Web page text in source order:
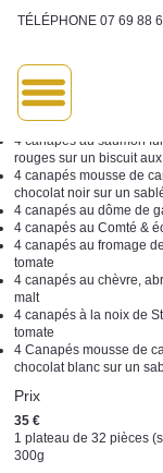
TÉLÉPHONE 07 69 88
Canapés
Assortiment de 32
4 canapés au saumon
rouges sur un biscuit
4 canapés mousse de
chocolat noir sur un
4 canapés au dôme de
4 canapés au Comté &
4 canapés au fromage
tomate
4 canapés au chèvre,
malt
4 canapés à la noix de
tomate
4 Canapés mousse de
chocolat blanc sur un
Prix
35 €
1 plateau de 32 pièces
300g